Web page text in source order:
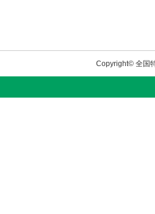
Copyright© 全国